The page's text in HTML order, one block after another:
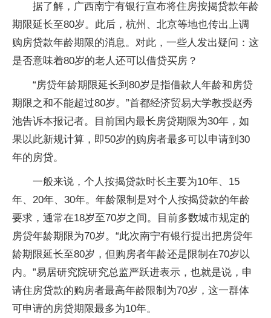
据了解，广西南宁有银行宣布将住房按揭贷款年龄
期限延长至80岁。此后，杭州、北京等地也传出上调
购房贷款年龄期限的消息。对此，一些人发出疑问：这
是否意味着80岁的老人还可以借贷买房？
“房贷年龄期限延长到80岁是指借款人年龄和房贷
期限之和不能超过80岁。”首都经济贸易大学教授赵秀
池告诉本报记者。目前国内最长房贷期限为30年，如
果以此新规计算，即50岁的购房者最多可以申请到30
年的房贷。
一般来说，个人按揭贷款时长主要为10年、15
年、20年、30年。年龄限制是对个人按揭贷款的年龄
要求，通常在18岁至70岁之间。目前多数城市规定的
房贷年龄期限为70岁。“此次南宁有银行提出把房贷年
龄期限延长至80岁，但购房者年龄还是限制在70岁以
内。”易居研究院研究总监严跃进表示，也就是说，申
请住房贷款的购房者最高年龄限制为70岁，这一群体
可申请的房贷期限最多为10年。